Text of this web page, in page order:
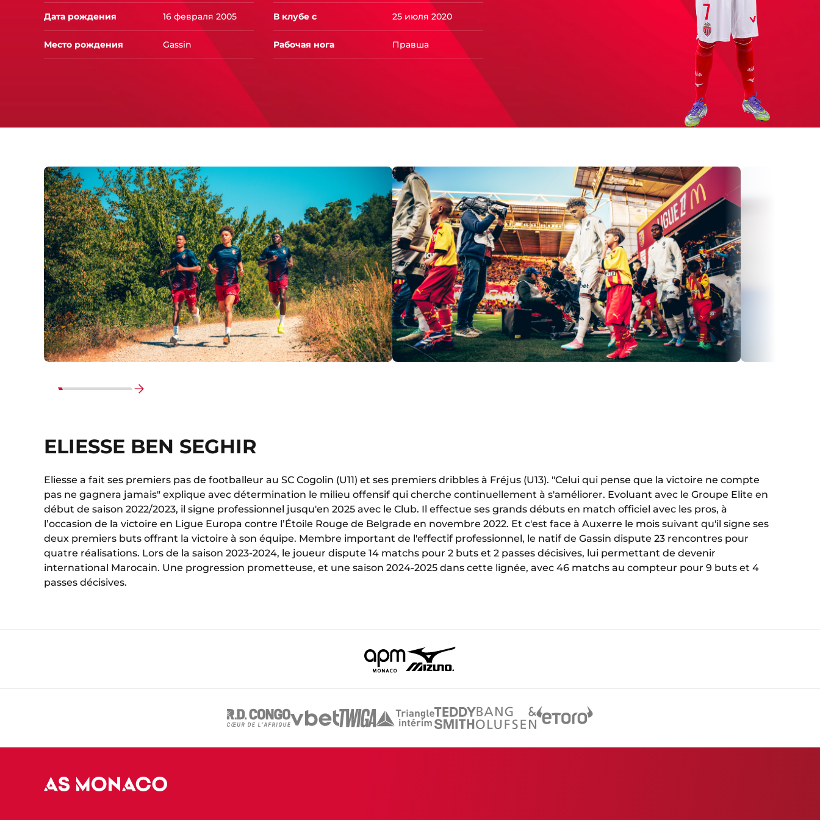
Дата рождения 16 февраля 2005
Место рождения Gassin
В клубе с 25 июля 2020
Рабочая нога Правша
ELIESSE BEN SEGHIR
Eliesse a fait ses premiers pas de footballeur au SC Cogolin (U11) et ses premiers dribbles à Fréjus (U13). "Celui qui pense que la victoire ne compte
pas ne gagnera jamais" explique avec détermination le milieu offensif qui cherche continuellement à s'améliorer. Evoluant avec le Groupe Elite en
début de saison 2022/2023, il signe professionnel jusqu'en 2025 avec le Club. Il effectue ses grands débuts en match officiel avec les pros, à
l’occasion de la victoire en Ligue Europa contre l’Étoile Rouge de Belgrade en novembre 2022. Et c'est face à Auxerre le mois suivant qu'il signe ses
deux premiers buts offrant la victoire à son équipe. Membre important de l'effectif professionnel, le natif de Gassin dispute 23 rencontres pour
quatre réalisations. Lors de la saison 2023-2024, le joueur dispute 14 matchs pour 2 buts et 2 passes décisives, lui permettant de devenir
international Marocain. Une progression prometteuse, et une saison 2024-2025 dans cette lignée, avec 46 matchs au compteur pour 9 buts et 4
passes décisives.